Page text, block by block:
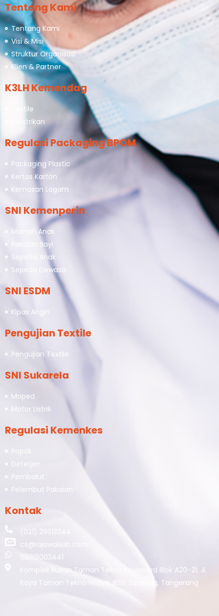
Tentang Kami
Tentang Kami
Visi & Misi
Struktur Organisasi
Klien & Partner
K3LH Kemendag
Textile
Kelistrikan
Regulasi Packaging BPOM
Packaging Plastic
Kertas Karton
Kemasan Logam
SNI Kemenperin
Mainan Anak
Pakaian Bayi
Sepeda Anak
Sepeda Dewasa
SNI ESDM
Kipas Angin
Pengujian Textile
Pengujian Textile
SNI Sukarela
Moped
Motor Listrik
Regulasi Kemenkes
Popok
Deterjen
Pembalut
Pelembut Pakaian
Kontak
(021) 29313344
cs@rajawalilab.com
081119003441
Komplek Rukan Taman Tekno Boulevard Blok A20-21, Jl.
Raya Taman Tekno Widya, BSD, Serpong, Tangerang